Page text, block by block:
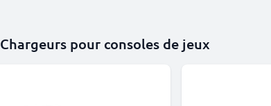
Chargeurs pour consoles de jeux